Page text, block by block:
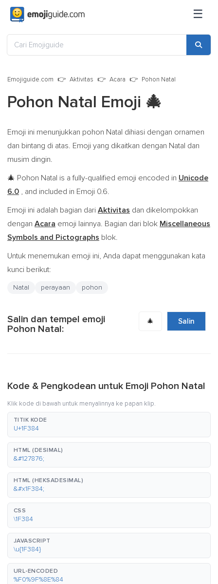
☰
Emojiguide.com Aktivitas Acara Pohon Natal
Pohon Natal Emoji 🎄
Emoji ini menunjukkan pohon Natal dihiasi dengan ornamen
dan bintang di atas. Emoji yang dikaitkan dengan Natal dan
musim dingin.
🎄 Pohon Natal is a fully-qualified emoji encoded in Unicode
6.0 , and included in Emoji 0.6.
Emoji ini adalah bagian dari Aktivitas dan dikelompokkan
dengan Acara emoji lainnya. Bagian dari blok Miscellaneous
Symbols and Pictographs blok.
Untuk menemukan emoji ini, Anda dapat menggunakan kata
kunci berikut:
Natal perayaan pohon
Salin dan tempel emoji
Pohon Natal:
🎄 Salin
Kode & Pengkodean untuk Emoji Pohon Natal
Klik kode di bawah untuk menyalinnya ke papan klip.
TITIK KODE
U+1F384
HTML (DESIMAL)
&#127876;
HTML (HEKSADESIMAL)
&#x1F384;
CSS
\1F384
JAVASCRIPT
\u{1F384}
URL-ENCODED
%F0%9F%8E%84